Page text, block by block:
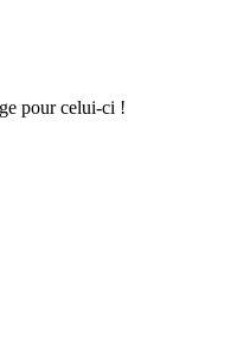
pour celui-ci !